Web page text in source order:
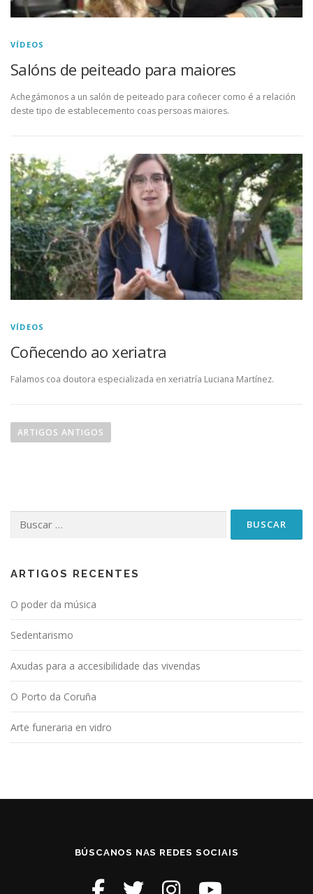
VÍDEOS
Salóns de peiteado para maiores
Achegámonos a un salón de peiteado para coñecer como é a relación
deste tipo de establecemento coas persoas maiores.
VÍDEOS
Coñecendo ao xeriatra
Falamos coa doutora especializada en xeriatría Luciana Martínez.
a
n
e
e
t
a
d
ARTIGOS ANTIGOS
ARTIGOS RECENTES
O poder da música
Sedentarismo
Axudas para a accesibilidade das vivendas
O Porto da Coruña
Arte funeraria en vidro
BÚSCANOS NAS REDES SOCIAIS